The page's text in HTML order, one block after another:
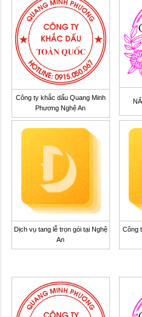
Công ty khắc dấu Quang Minh
Phương Nghệ An
Dịch vụ tang lễ trọn gói tại Nghệ
An
Công